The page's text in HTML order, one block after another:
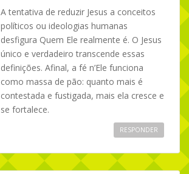
A tentativa de reduzir Jesus a conceitos
políticos ou ideologias humanas
desfigura Quem Ele realmente é. O Jesus
único e verdadeiro transcende essas
definições. Afinal, a fé n’Ele funciona
como massa de pão: quanto mais é
contestada e fustigada, mais ela cresce e
se fortalece.
RESPONDER